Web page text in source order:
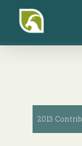
content
2013